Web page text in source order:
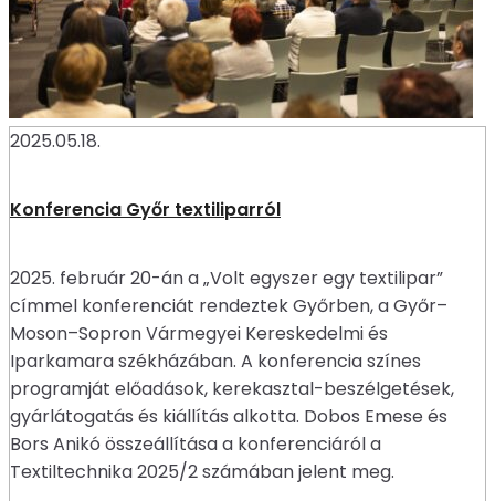
2025.05.18.
Konferencia Győr textiliparról
2025. február 20-án a „Volt egyszer egy textilipar”
címmel konferenciát rendeztek Győrben, a Győr–
Moson–Sopron Vármegyei Kereskedelmi és
Iparkamara székházában. A konferencia színes
programját előadások, kerekasztal-beszélgetések,
gyárlátogatás és kiállítás alkotta. Dobos Emese és
Bors Anikó összeállítása a konferenciáról a
Textiltechnika 2025/2 számában jelent meg.